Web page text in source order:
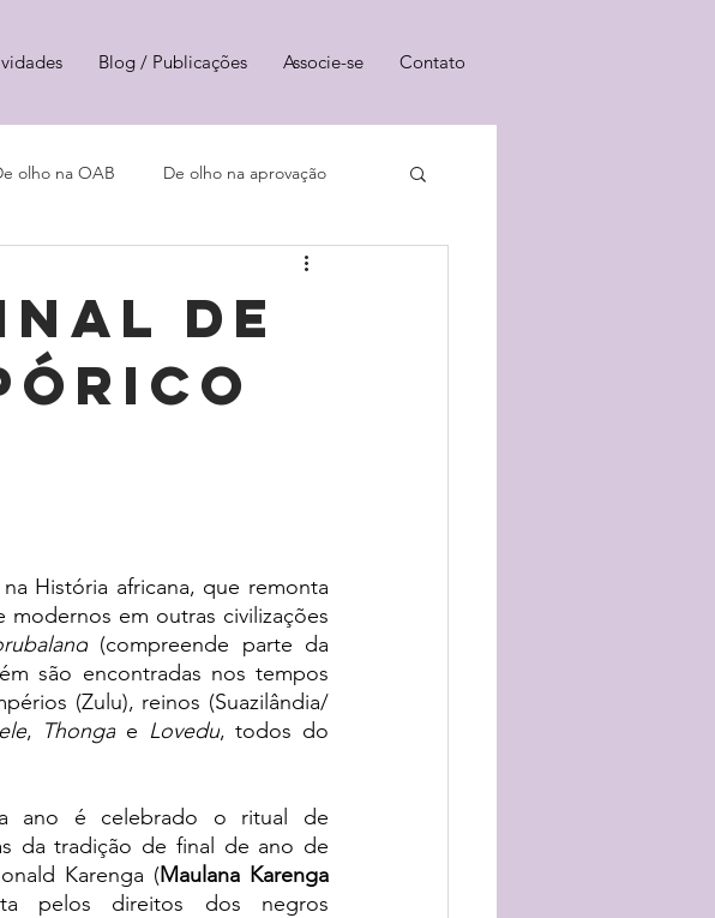
Blog / Publicações Associe-se Contato
olho na OAB De olho na aprovação
de
História africana, que remonta
em outras civilizações
(compreende parte da
são encontradas nos tempos
, Thonga e Lovedu, todos do
ano é celebrado o ritual de
da tradição de final de ano de
Karenga (Maulana Karenga
pelos direitos dos negros